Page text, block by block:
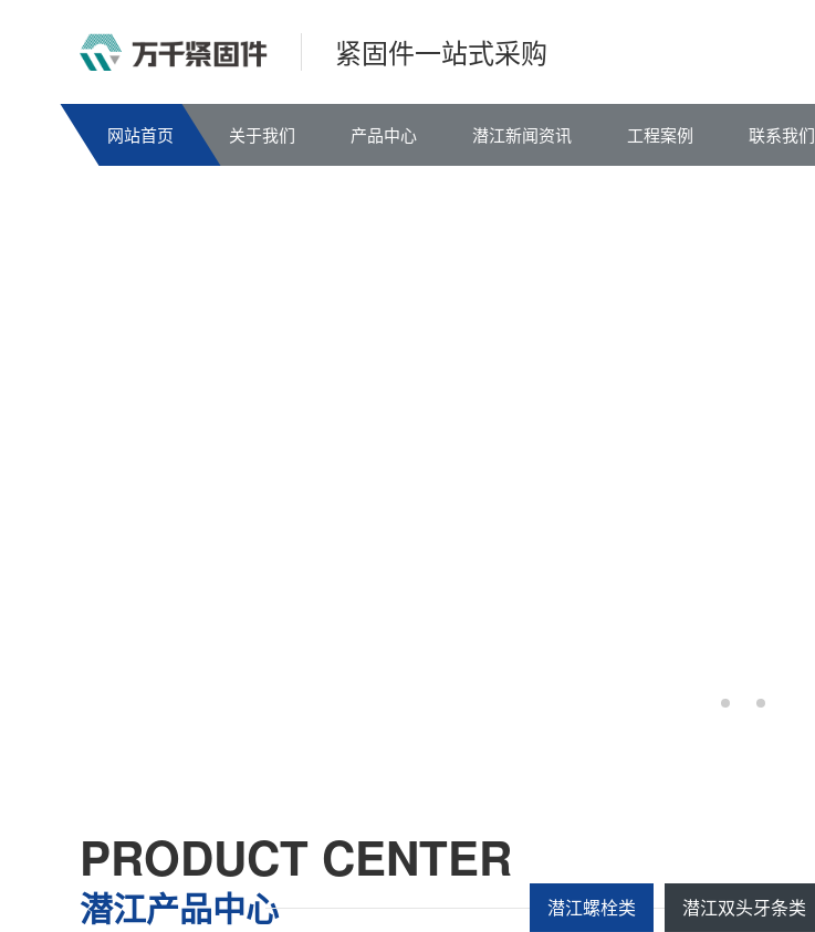
紧固件一站式采购
网站首页 关于我们 产品中心 潜江新闻资讯 工程案例 联系我们
PRODUCT CENTER
潜江产品中心 潜江螺栓类 潜江双头牙条类